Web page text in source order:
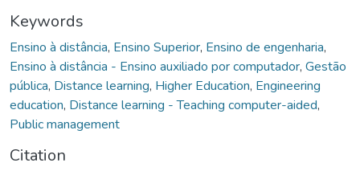
Keywords
Ensino à distância, Ensino Superior, Ensino de engenharia,
Ensino à distância - Ensino auxiliado por computador, Gestão
pública, Distance learning, Higher Education, Engineering
education, Distance learning - Teaching computer-aided,
Public management
Citation